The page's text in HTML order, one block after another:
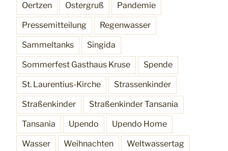
Oertzen Ostergruß Pandemie
Pressemitteilung Regenwasser
Sammeltanks Singida
Sommerfest Gasthaus Kruse Spende
St. Laurentius-Kirche Strassenkinder
Straßenkinder Straßenkinder Tansania
Tansania Upendo Upendo Home
Wasser Weihnachten Weltwassertag